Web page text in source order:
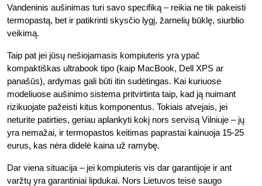
Vandeninis aušinimas turi savo specifiką – reikia ne tik pakeisti
termopastą, bet ir patikrinti skysčio lygį, žarnelių būklę, siurblio
veikimą.
Taip pat jei jūsų nešiojamasis kompiuteris yra ypač
kompaktiškas ultrabook tipo (kaip MacBook, Dell XPS ar
panašūs), ardymas gali būti itin sudėtingas. Kai kuriuose
modeliuose aušinimo sistema pritvirtinta taip, kad ją nuimant
rizikuojate pažeisti kitus komponentus. Tokiais atvejais, jei
neturite patirties, geriau aplankyti kokį nors servisą Vilniuje – jų
yra nemažai, ir termopastos keitimas paprastai kainuoja 15-25
eurus, kas nėra didelė kaina už ramybę.
Dar viena situacija – jei kompiuteris vis dar garantijoje ir ant
varžtų yra garantiniai lipdukai. Nors Lietuvos teisė saugo